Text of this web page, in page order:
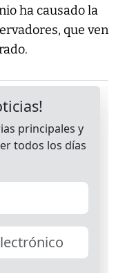
ha causado la
que ven